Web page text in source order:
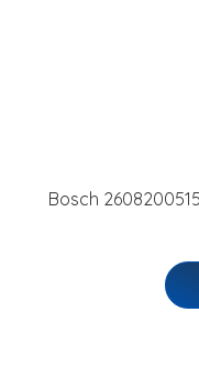
Bosch